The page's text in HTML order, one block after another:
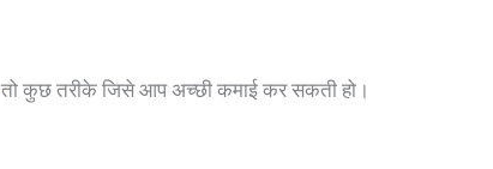
तो कुछ तरीके जिसे आप अच्छी कमाई कर सकती हो।